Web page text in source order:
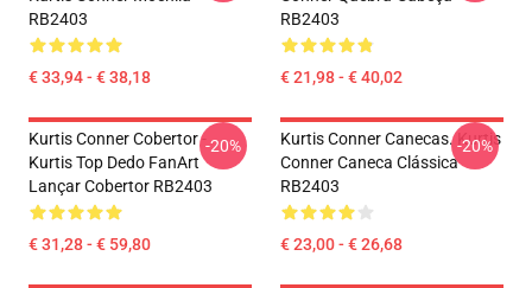
RB2403
€ 33,94 - € 38,18
RB2403
€ 21,98 - € 40,02
Kurtis Conner Cobertor -
Kurtis Top Dedo FanArt
Lançar Cobertor RB2403
€ 31,28 - € 59,80
-20%
Kurtis Conner Canecas. Kurtis
Conner Caneca Clássica
RB2403
€ 23,00 - € 26,68
-20%